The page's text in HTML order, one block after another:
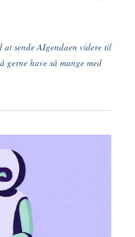
at sende AIgendaen videre til
gerne have så mange med